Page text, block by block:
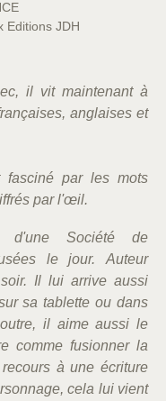
Editions JDH
il vit maintenant à
anglaises et
par les mots
par l'œil.
d'une Société de
le jour. Auteur
Il lui arrive aussi
sa tablette ou dans
il aime aussi le
comme fusionner la
à une écriture
cela lui vient